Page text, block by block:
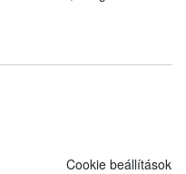
a szüretet követően,
stádiumáig
a károsító elleni további
termesztésben is
Cookie beállítások